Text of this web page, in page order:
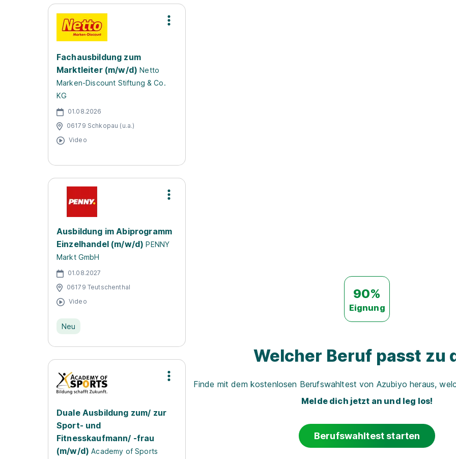
Fachausbildung zum
Marktleiter (m/w/d) Netto
Marken-Discount Stiftung & Co.
KG
01.08.2026
06179 Schkopau (u.a.)
Video
Ausbildung im Abiprogramm
Einzelhandel (m/w/d) PENNY
Markt GmbH
01.08.2027
06179 Teutschenthal
Video
Neu
Duale Ausbildung zum/ zur
Sport- und
Fitnesskaufmann/ -frau
(m/w/d) Academy of Sports
90%
Eignung
Welcher Beruf passt zu
Finde mit dem kostenlosen Berufswahltest von Azubiyo heraus,
Melde dich jetzt an und leg los!
Berufswahltest starten